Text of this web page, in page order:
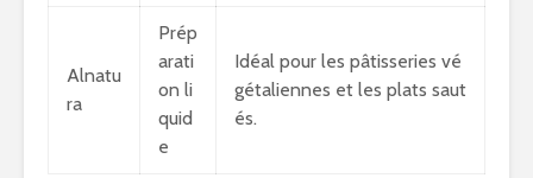
Alnatu
ra
Prép
arati
on li
quid
e
Idéal pour les pâtisseries vé
gétaliennes et les plats saut
és.